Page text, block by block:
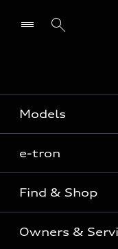
Models
Sedan
SUV
Coupe
e-tron
e-tron
Find & Shop
전시장/AAP 전시장/
Owners &